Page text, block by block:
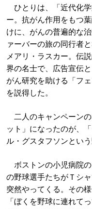
ひとりは、「近代化
ー。抗がん作用をもつ
けに、がんの普遍的な
ァーバーの旅の同行者
メアリ・ラスカー。伝
界の名士で、広告宣伝
がん研究を助ける「フ
を説得した。
二人のキャンペーンの
ット」になったのが、
ル・グスタフソンとい
ボストンの小児病院
の野球選手たちがＴシ
突然やってくる。その
「ぼくを野球に連れて